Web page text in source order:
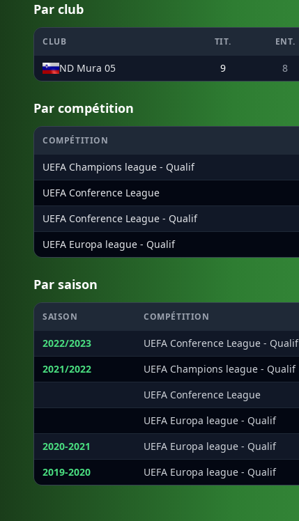
Par club
CLUB TIT. ENT.
ND Mura 05 9 8
Par compétition
COMPÉTITION
UEFA Champions league - Qualif
UEFA Conference League
UEFA Conference League - Qualif
UEFA Europa league - Qualif
Par saison
SAISON COMPÉTITION
2022/2023 UEFA Conference League - Qualif
2021/2022
UEFA Champions league - Qualif
UEFA Conference League
UEFA Europa league - Qualif
2020-2021
UEFA Europa league - Qualif
2019-2020
UEFA Europa league - Qualif